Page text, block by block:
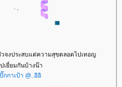
จงประสบแต่ความสุขตลอดไปเทอญ
ยี่ยมกันบ้างน๊า
กกาเป้า @..อิอิ